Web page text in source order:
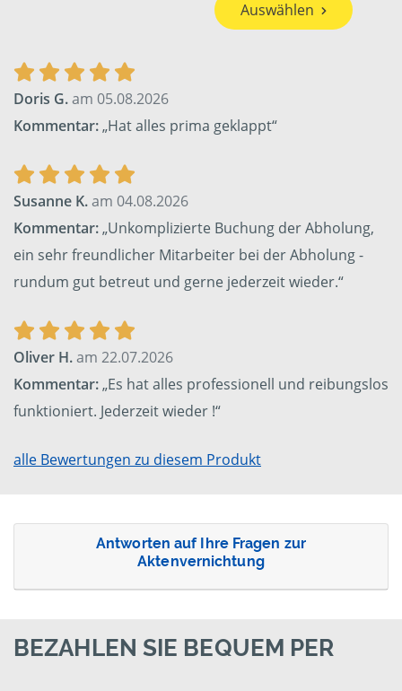
Auswählen
Doris G.am 05.08.2026
Kommentar:„Hat alles prima geklappt“
Susanne K.am 04.08.2026
Kommentar:„Unkomplizierte Buchung der Abholung,
ein sehr freundlicher Mitarbeiter bei der Abholung -
rundum gut betreut und gerne jederzeit wieder.“
Oliver H.am 22.07.2026
Kommentar:„Es hat alles professionell und reibungslos
funktioniert. Jederzeit wieder !“
alle Bewertungen zu diesem Produkt
Antworten auf Ihre Fragen zur
Aktenvernichtung
BEZAHLEN SIE BEQUEM PER